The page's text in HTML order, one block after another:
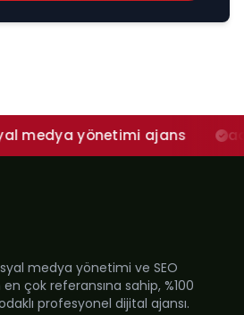
yönetimi ajans adana
medya yönetimi ve SEO
çok referansına sahip, %100
profesyonel dijital ajansı.